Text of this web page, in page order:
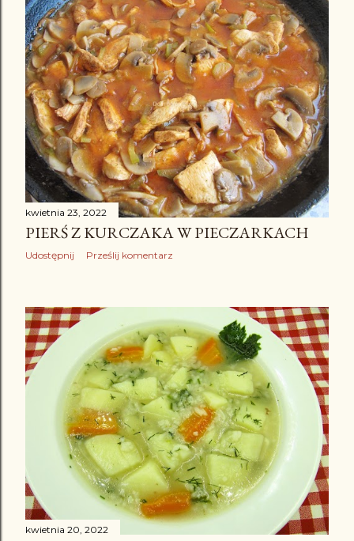
kwietnia 23, 2022
PIERŚ Z KURCZAKA W PIECZARKACH
Udostępnij Prześlij komentarz
kwietnia 20, 2022